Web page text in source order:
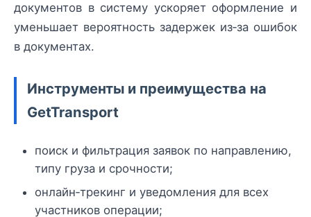
документов в систему ускоряет оформление и
уменьшает вероятность задержек из‑за ошибок
в документах.
Инструменты и преимущества на
GetTransport
поиск и фильтрация заявок по направлению,
типу груза и срочности;
онлайн‑трекинг и уведомления для всех
участников операции;